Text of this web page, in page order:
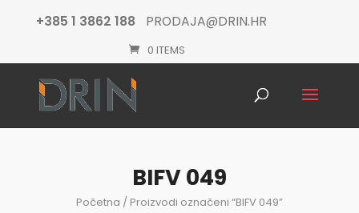
+385 1 3862 188 PRODAJA@DRIN.HR
0 ITEMS
BIFV 049
Početna / Proizvodi označeni “BIFV 049”